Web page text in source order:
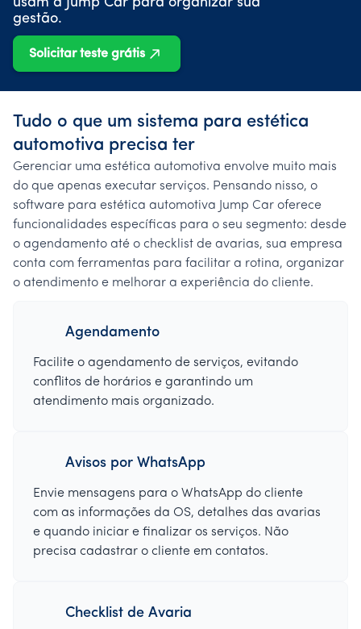
gestão.
Solicitar teste grátis
Tudo o que um sistema para estética
automotiva precisa ter
Gerenciar uma estética automotiva envolve muito mais
do que apenas executar serviços. Pensando nisso, o
software para estética automotiva Jump Car oferece
funcionalidades específicas para o seu segmento: desde
o agendamento até o checklist de avarias, sua empresa
conta com ferramentas para facilitar a rotina, organizar
o atendimento e melhorar a experiência do cliente.
Agendamento
Facilite o agendamento de serviços, evitando
conflitos de horários e garantindo um
atendimento mais organizado.
Avisos por WhatsApp
Envie mensagens para o WhatsApp do cliente
com as informações da OS, detalhes das avarias
e quando iniciar e finalizar os serviços. Não
precisa cadastrar o cliente em contatos.
Checklist de Avaria